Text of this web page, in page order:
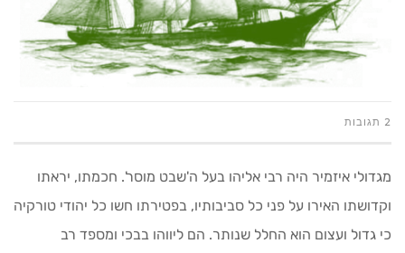
2 תגובות
מגדולי איזמיר היה רבי אליהו בעל ה'שבט מוסר'. חכמתו, יראתו
וקדושתו האירו על פני כל סביבותיו, בפטירתו חשו כל יהודי טורקיה
כי גדול ועצום הוא החלל שנותר. הם ליווהו בבכי ומספד רב